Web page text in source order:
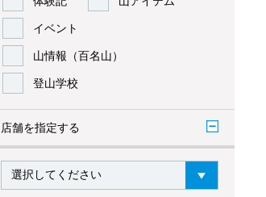
イベント
山情報（百名山）
登山学校
店舗を指定する